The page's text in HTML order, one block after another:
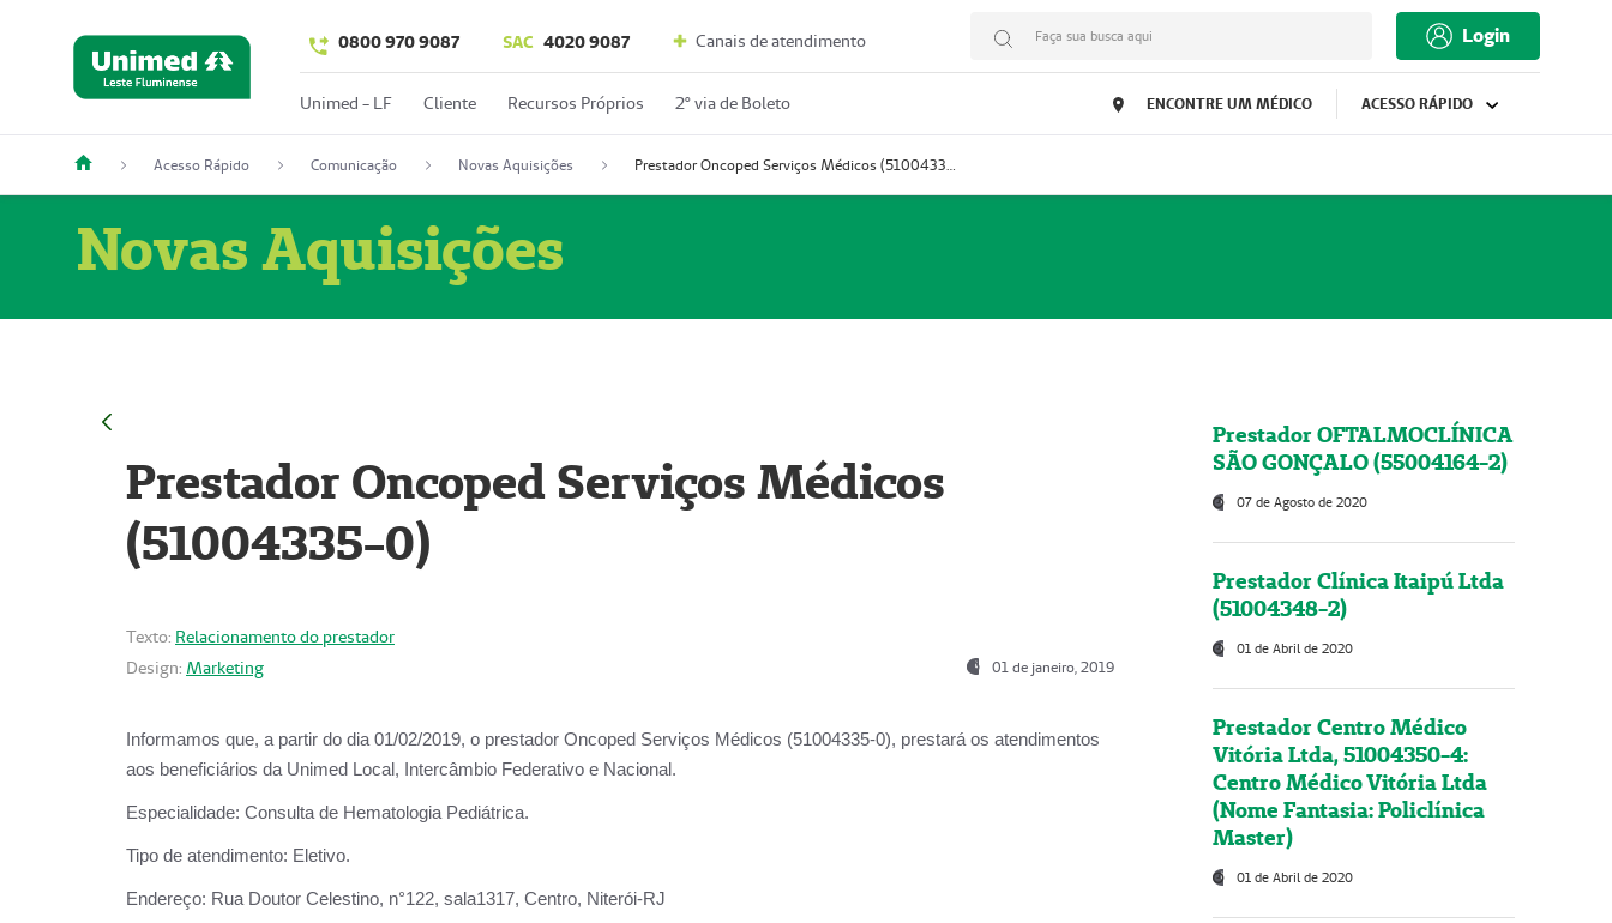
0800 970 9087 SAC 4020 9087 Canais de atendimento Faça sua busca aqui Login
Unimed - LF Cliente Recursos Próprios 2º via de Boleto ENCONTRE UM MÉDICO ACESSO RÁPIDO
Acesso Rápido Comunicação Novas Aquisições Prestador Oncoped Serviços Médicos (51004335-0)
Novas Aquisições
Prestador Oncoped Serviços Médicos
(51004335-0)
Texto: Relacionamento do prestador
Design: Marketing 01 de janeiro, 2019
Informamos que, a partir do dia 01/02/2019, o prestador Oncoped Serviços Médicos (51004335-0), prestará os atendimentos
aos beneficiários da Unimed Local, Intercâmbio Federativo e Nacional.
Especialidade: Consulta de Hematologia Pediátrica.
Tipo de atendimento: Eletivo.
Endereço: Rua Doutor Celestino, n°122, sala1317, Centro, Niterói-RJ
Prestador OFTALMOCLÍNICA
SÃO GONÇALO (55004164-2)
07 de Agosto de 2020
Prestador Clínica Itaipú Ltda
(51004348-2)
01 de Abril de 2020
Prestador Centro Médico
Vitória Ltda, 51004350-4:
Centro Médico Vitória Ltda
(Nome Fantasia: Policlínica
Master)
01 de Abril de 2020